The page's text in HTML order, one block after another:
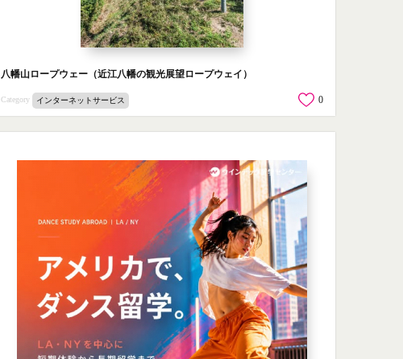
八幡山ロープウェー（近江八幡の観光展望ロープウェイ）
Category インターネットサービス 0